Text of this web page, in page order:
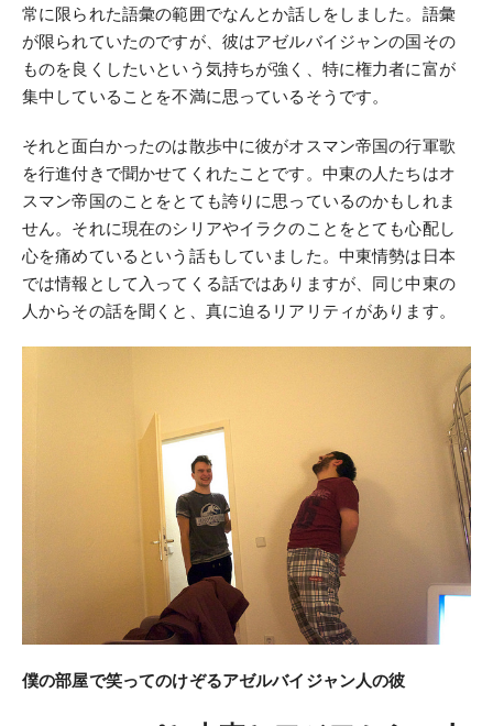
常に限られた語彙の範囲でなんとか話しをしました。語彙
が限られていたのですが、彼はアゼルバイジャンの国その
ものを良くしたいという気持ちが強く、特に権力者に富が
集中していることを不満に思っているそうです。
それと面白かったのは散歩中に彼がオスマン帝国の行軍歌
を行進付きで聞かせてくれたことです。中東の人たちはオ
スマン帝国のことをとても誇りに思っているのかもしれま
せん。それに現在のシリアやイラクのことをとても心配し
心を痛めているという話もしていました。中東情勢は日本
では情報として入ってくる話ではありますが、同じ中東の
人からその話を聞くと、真に迫るリアリティがあります。
僕の部屋で笑ってのけぞるアゼルバイジャン人の彼